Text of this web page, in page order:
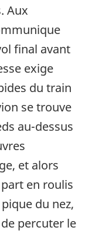
Aux
final avant
exige
du train
se trouve
au-dessus
et alors
en roulis
du nez,
percuter le